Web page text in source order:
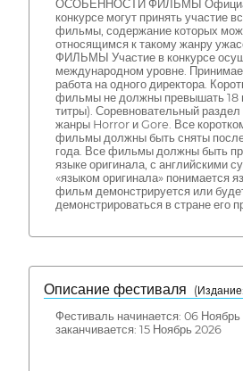
ОСОБЕННОСТИ ФИЛЬМЫ
конкурсе могут принять участие
фильмы, содержание которых
относящимся к такому жанру
ФИЛЬМЫ Участие в конкурсе
международном уровне.
работа на одного директора.
фильмы не должны превышать 18
титры). Соревновательный
жанры Horror и Gore. Все
фильмы должны быть сняты после
года. Все фильмы должны быть
языке оригинала, с английскими
«языком оригинала» понимается
фильм демонстрируется или
демонстрироваться в стране его
Описание фестиваля
(
Фестиваль начинается: 06
заканчивается: 15 Ноябрь 2026